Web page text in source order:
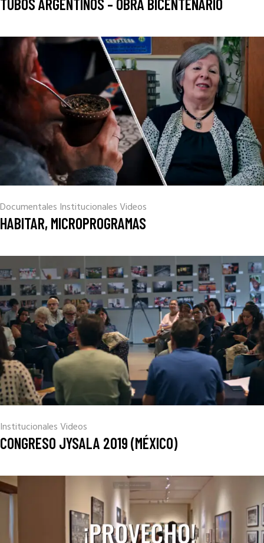
TUBOS ARGENTINOS – OBRA BICENTENARIO
Documentales InstitucionalesVideos
HABITAR, MICROPROGRAMAS
InstitucionalesVideos
CONGRESO JYSALA 2019 (MÉXICO)